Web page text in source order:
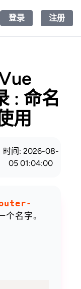
icon
登录 注册
: 命名
用
时间: 2026-08-
05 01:04:00
个名字。